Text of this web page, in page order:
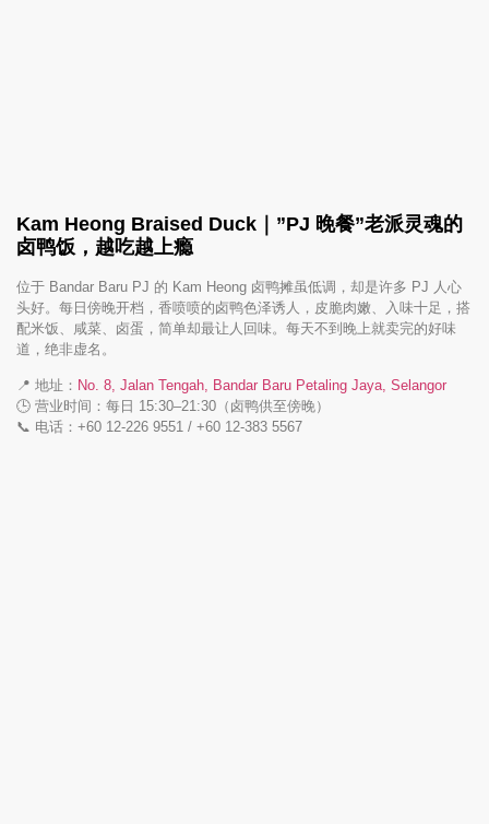
Kam Heong Braised Duck｜”PJ 晚餐”老派灵魂的
卤鸭饭，越吃越上瘾
位于 Bandar Baru PJ 的 Kam Heong 卤鸭摊虽低调，却是许多 PJ 人心
头好。每日傍晚开档，香喷喷的卤鸭色泽诱人，皮脆肉嫩、入味十足，搭
配米饭、咸菜、卤蛋，简单却最让人回味。每天不到晚上就卖完的好味
道，绝非虚名。
📍 地址： No. 8, Jalan Tengah, Bandar Baru Petaling Jaya, Selangor
🕒 营业时间：每日 15:30–21:30（卤鸭供至傍晚）
📞 电话：+60 12‑226 9551 / +60 12‑383 5567